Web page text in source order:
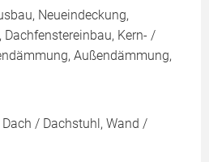
Neueindeckung,
Kern- /
Außendämmung,
/ Dachstuhl, Wand /